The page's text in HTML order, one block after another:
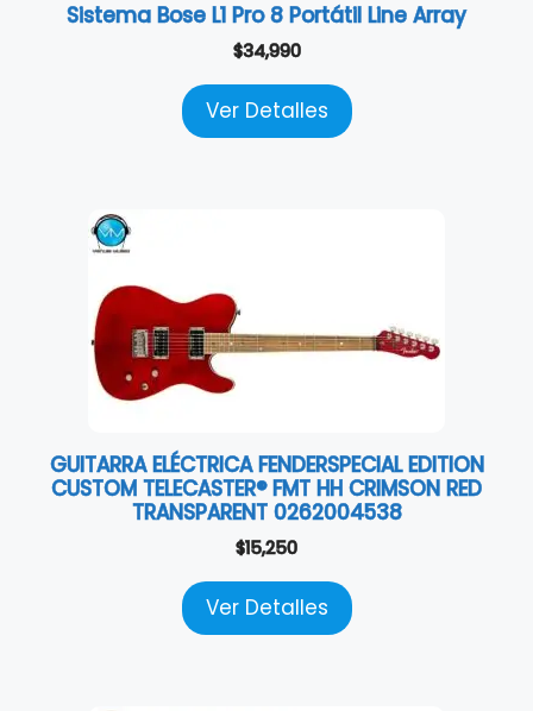
Sistema Bose L1 Pro 8 Portátil Line Array
$34,990
Ver Detalles
GUITARRA ELÉCTRICA FENDERSPECIAL EDITION
CUSTOM TELECASTER® FMT HH CRIMSON RED
TRANSPARENT 0262004538
$15,250
Ver Detalles